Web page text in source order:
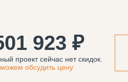
923 ₽
проект сейчас нет скидок.
обсудить цену